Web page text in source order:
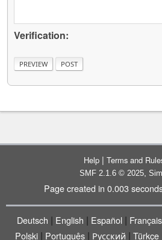
Verification:
Help | Terms and
SMF 2.1.6 © 2025,
Page created in 0.003
Deutsch | English | Español | Français
Polski| Português| Русский | Türkçe